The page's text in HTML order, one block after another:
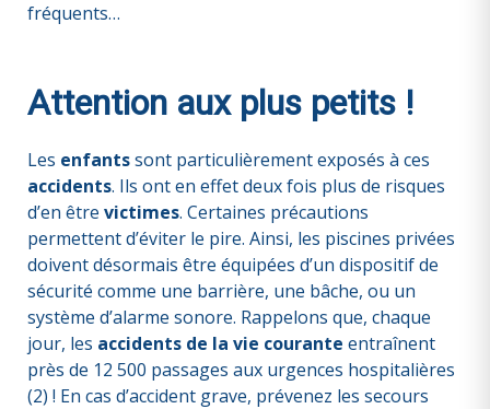
fréquents…
Attention aux plus petits !
Les enfantssont particulièrement exposés à ces
accidents. Ils ont en effet deux fois plus de risques
d’en être victimes. Certaines précautions
permettent d’éviter le pire. Ainsi, les piscines privées
doivent désormais être équipées d’un dispositif de
sécurité comme une barrière, une bâche, ou un
système d’alarme sonore. Rappelons que, chaque
jour, les accidents de la vie courante entraînent
près de 12 500 passages aux urgences hospitalières
(2) ! En cas d’accident grave, prévenez les secours